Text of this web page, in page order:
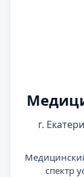
г.
спектр